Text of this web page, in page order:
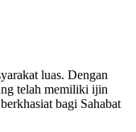
luas. Dengan
telah memiliki ijin
bagi Sahabat